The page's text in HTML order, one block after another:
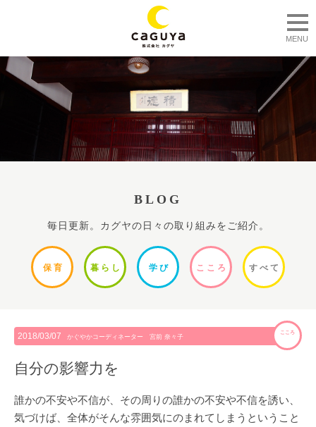
MENU
BLOG
毎日更新。カグヤの日々の取り組みをご紹介。
保 育 暮ら し 学 び ここ ろ すべて
2018/03/07 かぐやかコーディネーター 宮前 奈々子
こころ
自分の影響力を
誰かの不安や不信が、その周りの誰かの不安や不信を誘い、
気づけば、全体がそんな雰囲気にのまれてしまうということ